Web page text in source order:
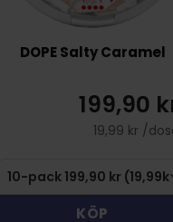
DOPE Salty Caramel
199,90
19,99 kr /
KÖP